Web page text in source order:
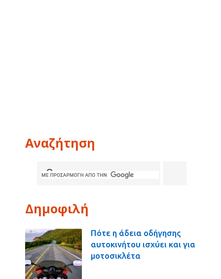
Αναζήτηση
Δημοφιλή
Πότε η άδεια οδήγησης
αυτοκινήτου ισχύει και για
μοτοσικλέτα